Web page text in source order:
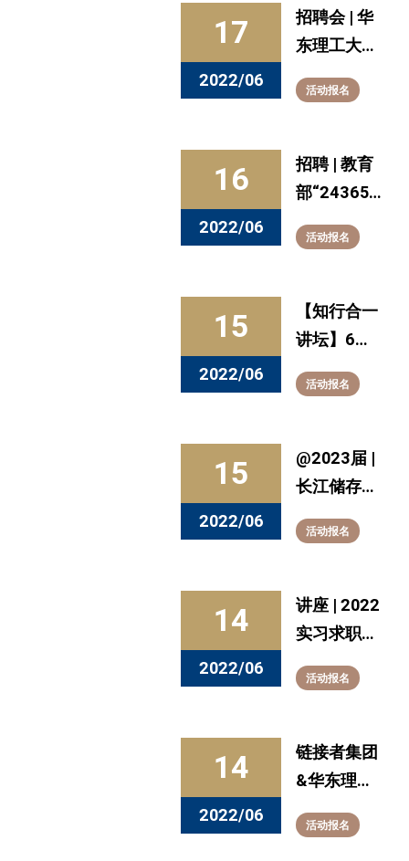
会
17
2022/06
招聘会 | 华
东理工大学
生物医药类
专场网络招
活动报名
16
2022/06
招聘 | 教育
部“24365
校园招聘服
务”上海专
通知
活动报名
15
2022/06
【知行合一
讲坛】6月
15日预告：
商务谈判
活动报名
15
2022/06
@2023届 |
长江储存
2023校园
招聘提前批
活动报名
14
2022/06
讲座 | 2022
实习求职赋
能公益讲座
活动报名
14
2022/06
链接者集团
&华东理工
大学管培生
专场直播招
活动报名